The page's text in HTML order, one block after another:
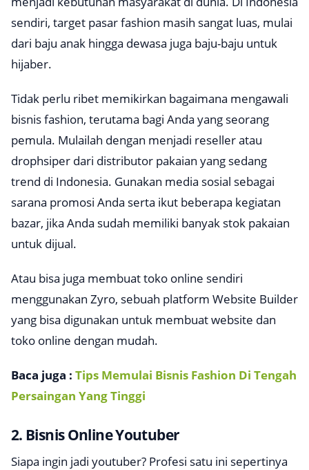
sendiri, target pasar fashion masih sangat luas, mulai
dari baju anak hingga dewasa juga baju-baju untuk
hijaber.
Tidak perlu ribet memikirkan bagaimana mengawali
bisnis fashion, terutama bagi Anda yang seorang
pemula. Mulailah dengan menjadi reseller atau
drophsiper dari distributor pakaian yang sedang
trend di Indonesia. Gunakan media sosial sebagai
sarana promosi Anda serta ikut beberapa kegiatan
bazar, jika Anda sudah memiliki banyak stok pakaian
untuk dijual.
Atau bisa juga membuat toko online sendiri
menggunakan Zyro, sebuah platform Website Builder
yang bisa digunakan untuk membuat website dan
toko online dengan mudah.
Baca juga : Tips Memulai Bisnis Fashion Di Tengah
Persaingan Yang Tinggi
2. Bisnis Online Youtuber
Siapa ingin jadi youtuber? Profesi satu ini sepertinya